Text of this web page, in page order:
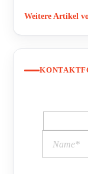
Weitere Artikel